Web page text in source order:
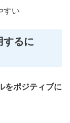
すい
するに
をポジティブに